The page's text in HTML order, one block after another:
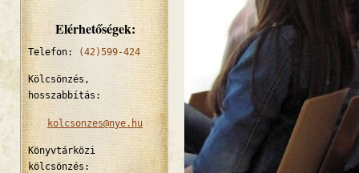
Elérhetőségek:
Telefon: (42)599-424
Kölcsönzés,
hosszabbítás:
kolcsonzes@nye.hu
Könyvtárközi
kölcsönzés: